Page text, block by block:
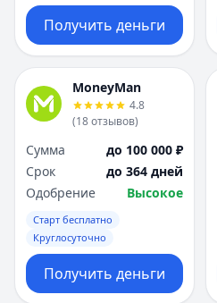
Получить деньги
MoneyMan
4.8
(18отзывов)
Сумма
до 100 000 ₽
Срок
до 364 дней
Одобрение
Высокое
Старт бесплатно
Круглосуточно
Получить деньги